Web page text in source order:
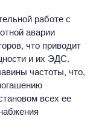
работе с
аварии
что приводит
и их ЭДС.
частоты, что,
всех ее